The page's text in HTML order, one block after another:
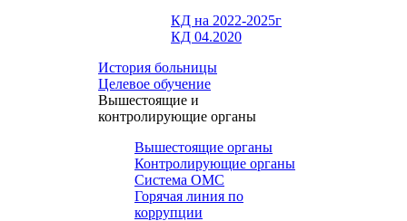
КД на 2022-2025г
КД 04.2020
История больницы
Целевое обучение
Вышестоящие и
контролирующие органы
Вышестоящие органы
Контролирующие органы
Система ОМС
Горячая линия по
коррупции